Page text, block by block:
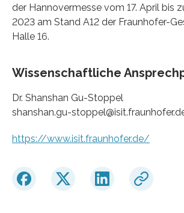
der Hannovermesse vom 17. April bis
2023 am Stand A12 der Fraunhofer-
Halle 16.
Wissenschaftliche
Dr. Shanshan Gu-Stoppel
shanshan.gu-
https://www.isit.fraunhofer.de/